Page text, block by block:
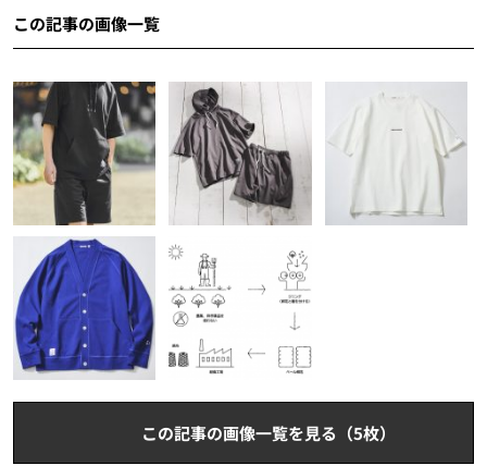
この記事の画像一覧
この記事の画像一覧を見る（5枚）